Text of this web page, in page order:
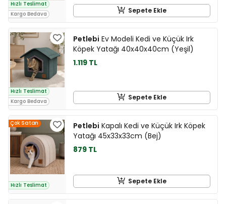
Hızlı Teslimat
Kargo Bedava
Sepete Ekle
Hızlı Teslimat
Kargo Bedava
Petlebi Ev Modeli Kedi ve Küçük Irk
Köpek Yatağı 40x40x40cm (Yeşil)
1.119 TL
Sepete Ekle
Çok Satan
Hızlı Teslimat
Petlebi Kapalı Kedi ve Küçük Irk Köpek
Yatağı 45x33x33cm (Bej)
879 TL
Sepete Ekle